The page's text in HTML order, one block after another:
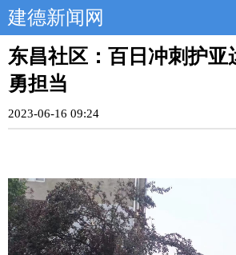
建德新闻网
东昌社区：百日冲刺护亚
勇担当
2023-06-16 09:24